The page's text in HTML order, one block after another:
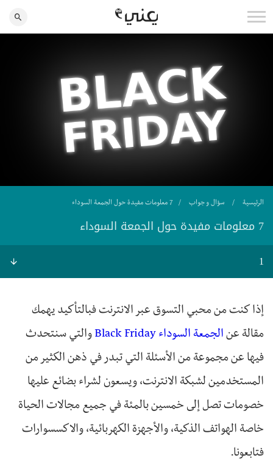
الرئيسية سؤال و جواب 7 معلومات مفيدة حول الجمعة السوداء
7 معلومات مفيدة حول الجمعة السوداء
1
إذا كنت من محبي التسوق عبر الانترنت فبالتأكيد يهمك
مقالة عن الجمعة السوداء Black Friday
والتي سنتحدث
فيها عن مجموعة من الأسئلة التي تبدر في ذهن الكثير من
المستخدمين لشبكة الانترنت، ويسعون لشراء بضائع عليها
خصومات تصل إلى خمسين بالمئة في جميع مجالات الحياة
خاصة الهواتف الذكية، والأجهزة الكهربائية، والاكسسوارات
فتابعونا.